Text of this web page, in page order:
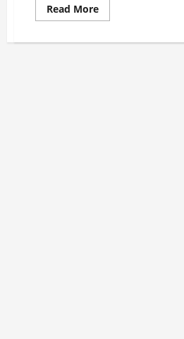
Read MoreRead
more
Kirim